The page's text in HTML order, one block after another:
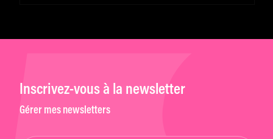
Inscrivez-vous à la newsletter
Gérer mes newsletters